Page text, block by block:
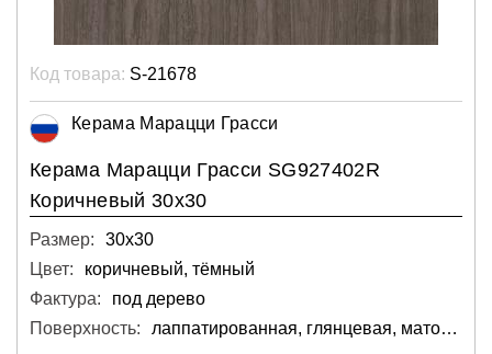
Код товара: S-21678
Керама Марацци Грасси
Керама Марацци Грасси SG927402R
Коричневый 30х30
Размер:
30х30
Цвет:
коричневый, тёмный
Фактура:
под дерево
Поверхность:
лаппатированная, глянцевая, матовая